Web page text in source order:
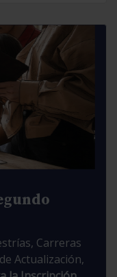
Carreras
Actualización,